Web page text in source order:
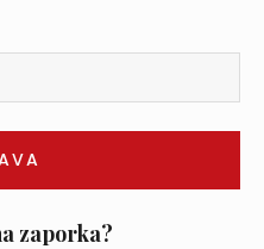
zaporka?